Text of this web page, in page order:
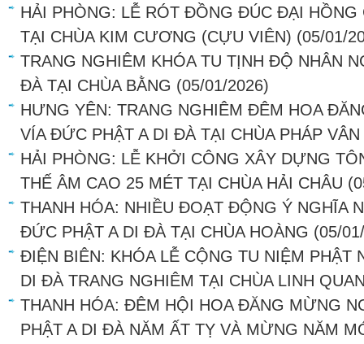
HẢI PHÒNG: LỄ RÓT ĐỒNG ĐÚC ĐẠI HỒNG
TẠI CHÙA KIM CƯƠNG (CỰU VIÊN) (05/01/
TRANG NGHIÊM KHÓA TU TỊNH ĐỘ NHÂN
ĐÀ TẠI CHÙA BẰNG (05/01/2026)
HƯNG YÊN: TRANG NGHIÊM ĐÊM HOA
VÍA ĐỨC PHẬT A DI ĐÀ TẠI CHÙA PHÁP VÂN
HẢI PHÒNG: LỄ KHỞI CÔNG XÂY DỰNG
THẾ ÂM CAO 25 MÉT TẠI CHÙA HẢI CHÂU
THANH HÓA: NHIỀU ĐOẠT ĐỘNG Ý NGHĨA
ĐỨC PHẬT A DI ĐÀ TẠI CHÙA HOÀNG (05/
ĐIỆN BIÊN: KHÓA LỄ CỘNG TU NIỆM PHẬT
DI ĐÀ TRANG NGHIÊM TẠI CHÙA LINH
THANH HÓA: ĐÊM HỘI HOA ĐĂNG MỪNG
PHẬT A DI ĐÀ NĂM ẤT TỴ VÀ MỪNG NĂM